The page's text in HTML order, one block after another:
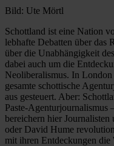
Bild: Ute Mörtl
Schottland ist eine Nation
lebhafte Debatten über das
über die Unabhängigkeit
dabei auch um die
Neoliberalismus. In
gesamte schottische
aus gesteuert. Aber:
Paste-Agenturjournalismus
bereichern hier
oder David Hume
mit ihren Entdeckungen die